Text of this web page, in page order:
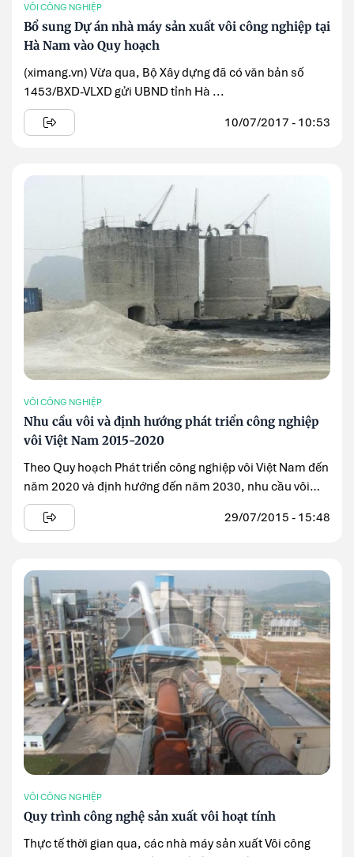
VÔI CÔNG NGHIỆP
Bổ sung Dự án nhà máy sản xuất vôi công nghiệp tại
Hà Nam vào Quy hoạch
(ximang.vn) Vừa qua, Bộ Xây dựng đã có văn bản số
1453/BXD-VLXD gửi UBND tỉnh Hà ...
10/07/2017 - 10:53
VÔI CÔNG NGHIỆP
Nhu cầu vôi và định hướng phát triển công nghiệp
vôi Việt Nam 2015-2020
Theo Quy hoạch Phát triển công nghiệp vôi Việt Nam đến
năm 2020 và định hướng đến năm 2030, nhu cầu vôi
trong ...
29/07/2015 - 15:48
VÔI CÔNG NGHIỆP
Quy trình công nghệ sản xuất vôi hoạt tính
Thực tế thời gian qua, các nhà máy sản xuất Vôi công